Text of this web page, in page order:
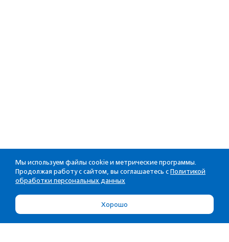
Мы используем файлы cookie и метрические программы.
Продолжая работу с сайтом, вы соглашаетесь с Политикой
обработки персональных данных
Хорошо